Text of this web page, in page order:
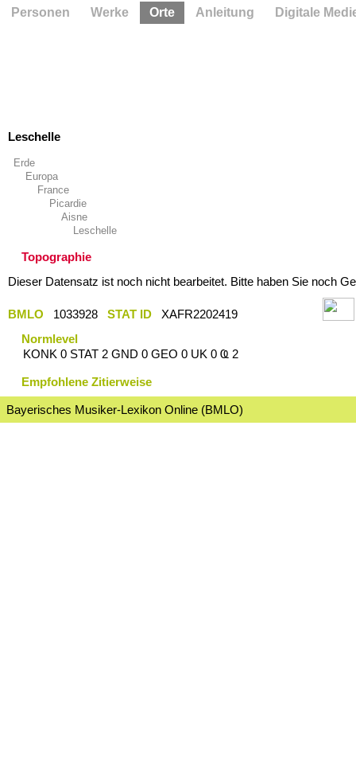
Leschelle
Erde
Europa
France
Picardie
Aisne
Leschelle
Topographie
Dieser Datensatz ist noch nicht bearbeitet. Bitte haben Sie noch
BMLO 1033928 STAT ID
XAFR2202419
Normlevel
KONK 0 STAT 2 GND 0 GEO 0 UK 0 Ҩ 2
Empfohlene Zitierweise
Bayerisches Musiker-Lexikon Online (BMLO)
Personen Werke Orte Anleitung Digitale